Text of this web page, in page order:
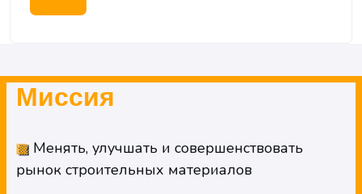
Миссия
Менять, улучшать и совершенствовать
рынок строительных материалов